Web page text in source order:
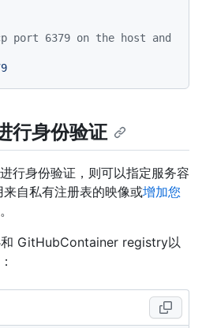
port 6379 on the host and
行身份验证
行身份验证，则可以指定服务容
自私有注册表的映像或增加您
。
GitHubContainer registry以